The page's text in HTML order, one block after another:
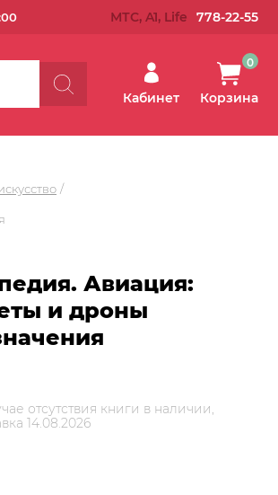
МТС, A1, Life 778-22-55
Кабинет Корзина
0
Авиация:
и дроны
отсутствия книги в наличии,
14.08.2026